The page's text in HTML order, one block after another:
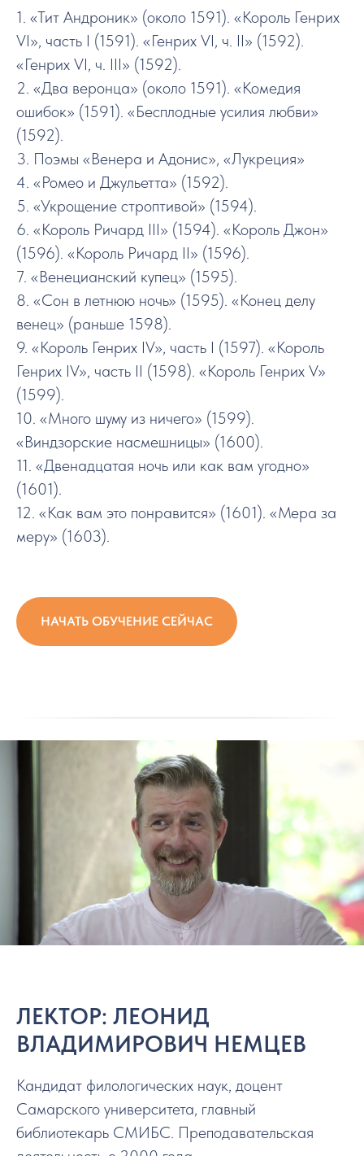
1. «Тит Андроник» (около 1591). «Король Генрих
VI», часть I (1591). «Генрих VI, ч. II» (1592).
«Генрих VI, ч. III» (1592).
2. «Два веронца» (около 1591). «Комедия
ошибок» (1591). «Бесплодные усилия любви»
(1592).
3. Поэмы «Венера и Адонис», «Лукреция»
4. «Ромео и Джульетта» (1592).
5. «Укрощение строптивой» (1594).
6. «Король Ричард III» (1594). «Король Джон»
(1596). «Король Ричард II» (1596).
7. «Венецианский купец» (1595).
8. «Сон в летнюю ночь» (1595). «Конец делу
венец» (раньше 1598).
9. «Король Генрих IV», часть I (1597). «Король
Генрих IV», часть II (1598). «Король Генрих V»
(1599).
10. «Много шуму из ничего» (1599).
«Виндзорские насмешницы» (1600).
11. «Двенадцатая ночь или как вам угодно»
(1601).
12. «Как вам это понравится» (1601). «Мера за
меру» (1603).
НАЧАТЬ ОБУЧЕНИЕ СЕЙЧАС
ЛЕКТОР: ЛЕОНИД
ВЛАДИМИРОВИЧ НЕМЦЕВ
Кандидат филологических наук, доцент
Самарского университета, главный
библиотекарь СМИБС. Преподавательская